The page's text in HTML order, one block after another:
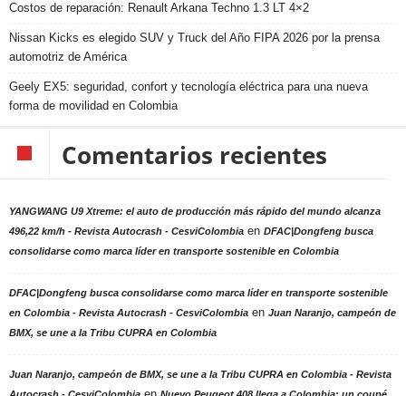
Costos de reparación: Renault Arkana Techno 1.3 LT 4×2
Nissan Kicks es elegido SUV y Truck del Año FIPA 2026 por la prensa
automotriz de América
Geely EX5: seguridad, confort y tecnología eléctrica para una nueva
forma de movilidad en Colombia
Comentarios recientes
YANGWANG U9 Xtreme: el auto de producción más rápido del mundo alcanza
496,22 km/h - Revista Autocrash - CesviColombia en DFAC|Dongfeng busca
consolidarse como marca líder en transporte sostenible en Colombia
DFAC|Dongfeng busca consolidarse como marca líder en transporte sostenible
en Colombia - Revista Autocrash - CesviColombia en Juan Naranjo, campeón de
BMX, se une a la Tribu CUPRA en Colombia
Juan Naranjo, campeón de BMX, se une a la Tribu CUPRA en Colombia - Revista
Autocrash - CesviColombia
Nuevo Peugeot 408 llega a Colombia: un coupé